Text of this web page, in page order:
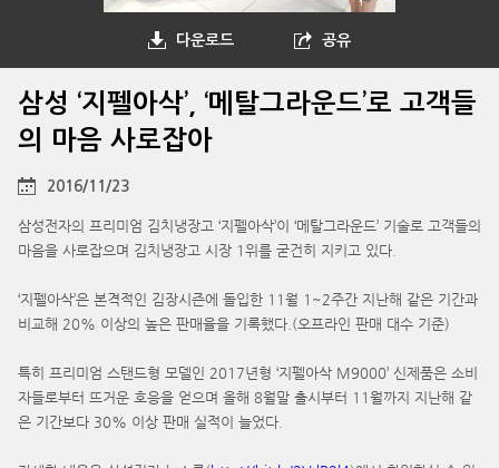
다운로드 공유
삼성 ‘지펠아삭’, ‘메탈그라운드’로 고객들
의 마음 사로잡아
2016/11/23
삼성전자의 프리미엄 김치냉장고 ‘지펠아삭’이 ‘메탈그라운드’ 기술로 고객들의
마음을 사로잡으며 김치냉장고 시장 1위를 굳건히 지키고 있다.
‘지펠아삭’은 본격적인 김장시즌에 돌입한 11월 1~2주간 지난해 같은 기간과
비교해 20% 이상의 높은 판매율을 기록했다.(오프라인 판매 대수 기준)
특히 프리미엄 스탠드형 모델인 2017년형 ‘지펠아삭 M9000’ 신제품은 소비
자들로부터 뜨거운 호응을 얻으며 올해 8월말 출시부터 11월까지 지난해 같
은 기간보다 30% 이상 판매 실적이 늘었다.